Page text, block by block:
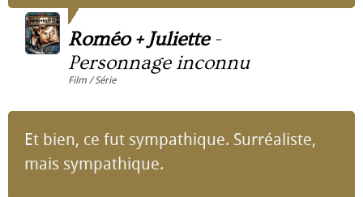
Roméo + Juliette-
Personnage inconnu
Film / Série
Et bien, ce fut sympathique. Surréaliste,
mais sympathique.